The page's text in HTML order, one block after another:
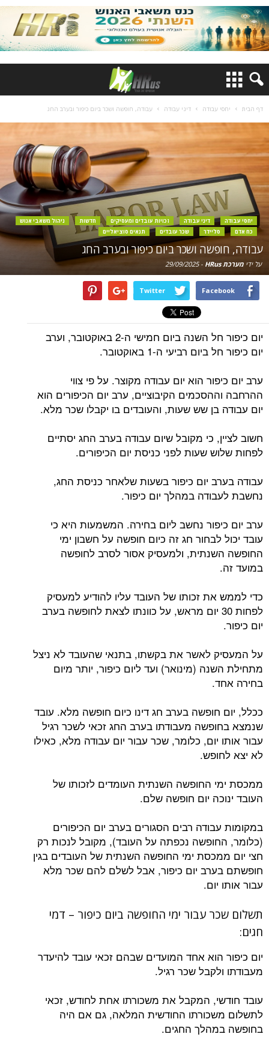
דף הבית יחסי עבודה דיני עבודה עבודה, חופשה ושכר ביום כיפור ובערב החג
יחסי עבודה דיני עבודה זכויות עובדים ומעסיקים חדשות
ניהול משאבי אנוש
כח אדם
סליידר שכר עובדים תנאים סוציאליים
עבודה, חופשה ושכר ביום כיפור ובערב החג
על ידי מערכת HRus -
29/09/2025
Facebook
Twitter
יום כיפור חל השנה ביום חמישי ה-2 באוקטובר, וערב
יום כיפור חל ביום רביעי ה-1 באוקטובר.
ערב יום כיפור הוא יום עבודה מקוצר. על פי צווי
ההרחבה וההסכמים הקיבוציים, ערב יום הכיפורים הוא
יום עבודה בן שש שעות, והעובדים בו יקבלו שכר מלא.
חשוב לציין, כי מקובל שיום עבודה בערב החג יסתיים
לפחות שלוש שעות לפני כניסת יום הכיפורים.
עבודה בערב יום כיפור בשעות שלאחר כניסת החג,
נחשבת לעבודה במהלך יום כיפור.
ערב יום כיפור נחשב ליום בחירה. המשמעות היא כי
עובד יכול לבחור חג זה כיום חופשה על חשבון ימי
החופשה השנתית, ולמעסיק אסור לסרב לחופשה
במועד זה.
כדי לממש את זכותו של העובד עליו להודיע למעסיק
לפחות 30 יום מראש, על כוונתו לצאת לחופשה בערב
יום כיפור.
על המעסיק לאשר את בקשתו, בתנאי שהעובד לא ניצל
מתחילת השנה (מינואר) ועד ליום כיפור, יותר מיום
בחירה אחד.
ככלל, יום חופשה בערב חג דינו כיום חופשה מלא. עובד
שנמצא בחופשה מעבודתו בערב החג זכאי לשכר רגיל
עבור אותו יום, כלומר, שכר עבור יום עבודה מלא, כאילו
לא יצא לחופש.
ממכסת ימי החופשה השנתית העומדים לזכותו של
העובד ינוכה יום חופשה שלם.
במקומות עבודה רבים הסגורים בערב יום הכיפורים
(כלומר, החופשה נכפתה על העובד), מקובל לנכות רק
חצי יום ממכסת ימי החופשה השנתית של העובדים בגין
חופשתם בערב יום כיפור, אבל לשלם להם שכר מלא
עבור אותו יום.
תשלום שכר עבור ימי החופשה ביום כיפור – דמי
חגים:
יום כיפור הוא אחד המועדים שבהם זכאי עובד להיעדר
מעבודתו ולקבל שכר רגיל.
עובד חודשי, המקבל את משכורתו אחת לחודש, זכאי
לתשלום משכורתו החודשית המלאה, גם אם היה
בחופשה במהלך החגים.